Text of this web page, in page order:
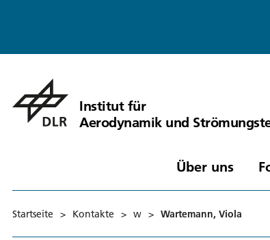
Institut für
Aerodynamik und
Über uns
Startseite > Kontakte > w > Wartemann, Viola